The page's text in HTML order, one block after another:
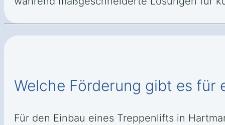
Welche Förderung gibt es für
Für den Einbau eines Treppenlifts in